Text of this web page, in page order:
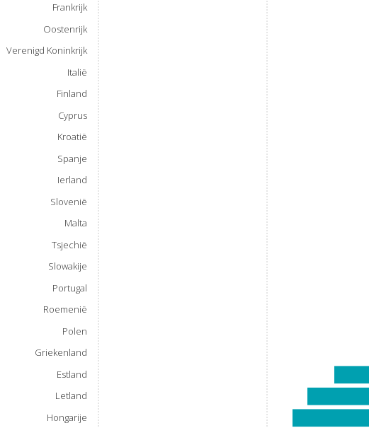
Frankrijk
Oostenrijk
Verenigd Koninkrijk
Italië
Finland
Cyprus
Kroatië
Spanje
Ierland
Slovenië
Malta
Tsjechië
Slowakije
Portugal
Roemenië
Polen
Griekenland
Estland
Letland
Hongarije